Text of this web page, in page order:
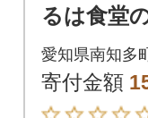
るは食堂
ビフライ
かせ魚フ
多名産認
愛知県南知多
寄付金額